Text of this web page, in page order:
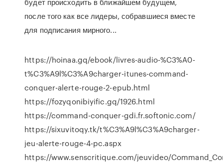
после того как все лидеры, собравшиеся вместе
для подписания мирного...
https://hoinaa.gq/ebook/livres-audio-%C3%A0-
t%C3%A9l%C3%A9charger-itunes-command-
conquer-alerte-rouge-2-epub.html
https://fozyqonibiyific.gq/1926.html
https://command-conquer-gdi.fr.softonic.com/
https://sixuvitoqy.tk/t%C3%A9l%C3%A9charger-
jeu-alerte-rouge-4-pc.aspx
https://www.senscritique.com/jeuvideo/